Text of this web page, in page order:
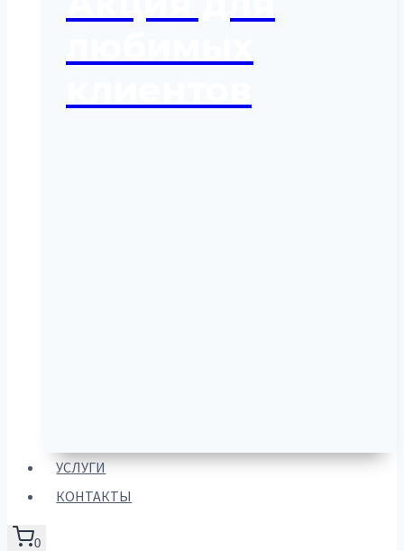
УСЛУГИ
КОНТАКТЫ
0